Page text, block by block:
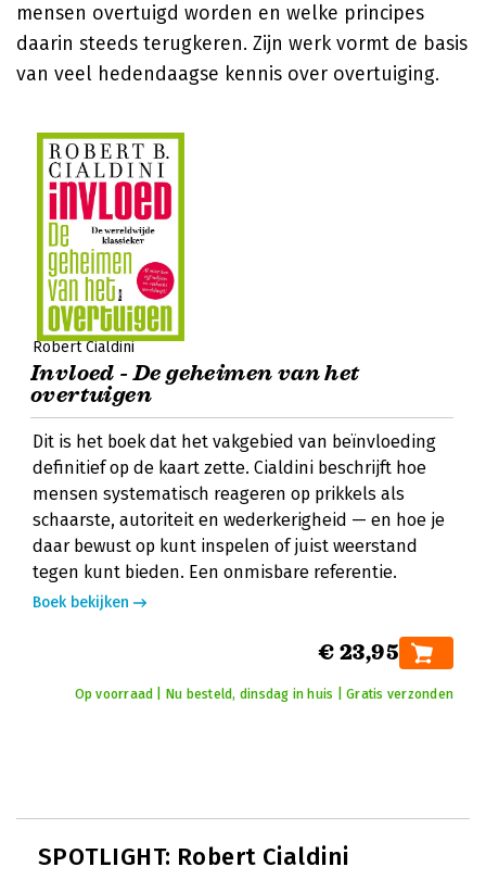
mensen overtuigd worden en welke principes
daarin steeds terugkeren. Zijn werk vormt de basis
van veel hedendaagse kennis over overtuiging.
Robert Cialdini
Invloed - De geheimen van het
overtuigen
Dit is het boek dat het vakgebied van beïnvloeding
definitief op de kaart zette. Cialdini beschrijft hoe
mensen systematisch reageren op prikkels als
schaarste, autoriteit en wederkerigheid — en hoe je
daar bewust op kunt inspelen of juist weerstand
tegen kunt bieden. Een onmisbare referentie.
Boek bekijken
€ 23,95
Op voorraad | Nu besteld, dinsdag in huis | Gratis verzonden
SPOTLIGHT: Robert Cialdini